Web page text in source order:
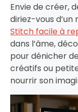
Envie de créer,
diriez-vous
Stitch facile à
dans l’âme,
pour dénicher
créatifs ou
nourrir son